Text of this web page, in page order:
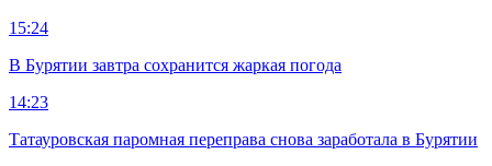
15:24
В Бурятии завтра сохранится жаркая погода
14:23
Татауровская паромная переправа снова заработала в Бурятии